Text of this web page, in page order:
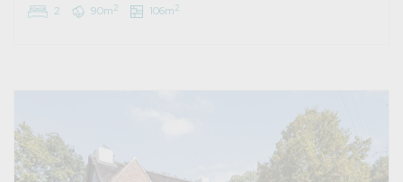
2
90m2 106m2